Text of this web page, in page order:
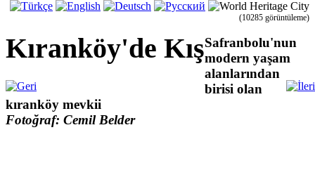
Kıranköy'de Kış
(10285 görüntüleme)
Safranbolu'nun
modern yaşam
alanlarından
birisi olan
kıranköy mevkii
Fotoğraf: Cemil Belder